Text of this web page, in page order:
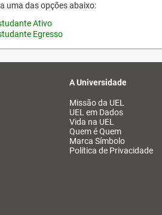
uma das opções abaixo:
Ativo
Egresso
A Universidade
Missão da UEL
UEL em Dados
Vida na UEL
Quem é Quem
Marca Símbolo
Política de Privacidade